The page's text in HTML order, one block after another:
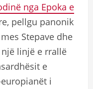
nga Epoka e
pellgu panonik
Stepave dhe
linjë e rrallë
e
i